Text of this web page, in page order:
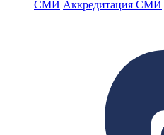
СМИ Аккредитация СМИ